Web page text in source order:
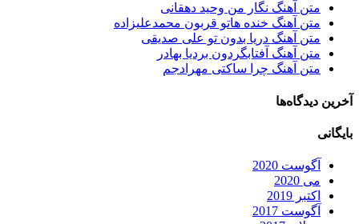
متن آهنگ نگار من وحید دهقانی
متن آهنگ خنده هاتو قربون محمدعلیزاده
متن آهنگ دریا بدون تو علی صدیقی
متن آهنگ آفتابگردون بردیا بهادر
متن آهنگ چرا ساکتی مهرادجم
آخرین دیدگاه‌ها
بایگانی
آگوست 2020
می 2020
اکتبر 2019
آگوست 2017